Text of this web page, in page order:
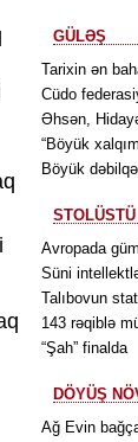
GÜLƏŞ
Tarixin ən
Cüdo
Əhsən,
“Böyük
Böyük
STOLÜSTÜ
Avropada
Süni
Talıbovun
143 rəqiblə
“Şah” finalda
DÖYÜŞ
Ağ Evin